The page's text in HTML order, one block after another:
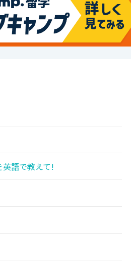
語で教えて!